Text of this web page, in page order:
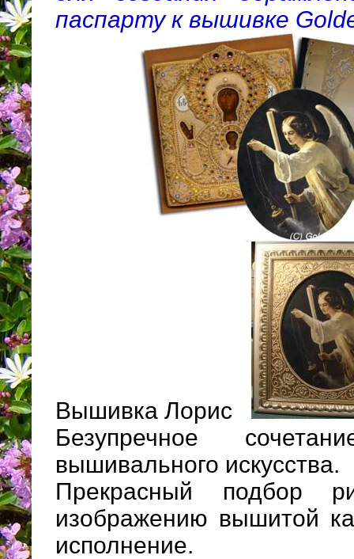
паспарту к вышивке
Вышивка Лорис
Безупречное
вышивального искусства.
Прекрасный подбор
изображению вышитой
исполнение.